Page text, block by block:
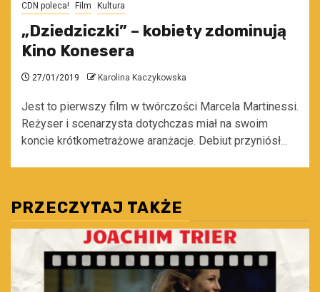
CDN poleca! Film Kultura
„Dziedziczki” – kobiety zdominują
Kino Konesera
27/01/2019 Karolina Kaczykowska
Jest to pierwszy film w twórczości Marcela Martinessi.
Reżyser i scenarzysta dotychczas miał na swoim
koncie krótkometrażowe aranżacje. Debiut przyniósł...
PRZECZYTAJ TAKŻE